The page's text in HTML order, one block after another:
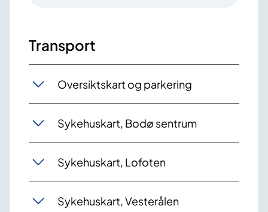
Transport
Oversiktskart og parkering
Sykehuskart, Bodø sentrum
Sykehuskart, Lofoten
Sykehuskart, Vesterålen